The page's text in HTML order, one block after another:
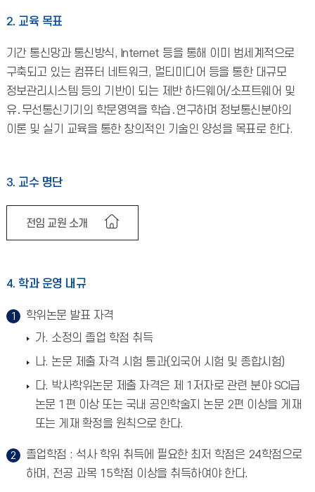
2. 교육 목표
기간 통신망과 통신방식, Internet 등을 통해 이미 범세계적으로
구축되고 있는 컴퓨터 네트워크, 멀티미디어 등을 통한 대규모
정보관리시스템 등의 기반이 되는 제반 하드웨어/소프트웨어 및
유․무선통신기기의 학문영역을 학습․연구하며 정보통신분야의
이론 및 실기 교육을 통한 창의적인 기술인 양성을 목표로 한다.
3. 교수 명단
전임 교원 소개
4. 학과 운영 내규
학위논문 발표 자격
가. 소정의 졸업 학점 취득
나. 논문 제출 자격 시험 통과(외국어 시험 및 종합시험)
다. 박사학위논문 제출 자격은 제 1저자로 관련 분야 SCI급
논문 1편 이상 또는 국내 공인학술지 논문 2편 이상을 게재
또는 게재 확정을 원칙으로 한다.
졸업학점 : 석사 학위 취득에 필요한 최저 학점은 24학점으로
하며, 전공 과목 15학점 이상을 취득하여야 한다.